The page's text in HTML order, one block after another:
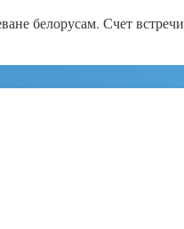
белорусам. Счет